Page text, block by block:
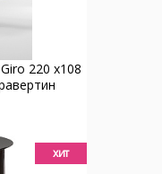
220 x108
хит